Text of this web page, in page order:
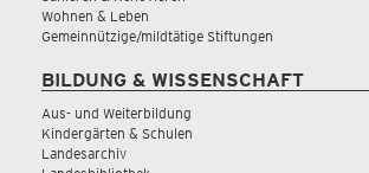
Wohnen & Leben
Gemeinnützige/mildtätige Stiftungen
BILDUNG & WISSENSCHAFT
Aus- und Weiterbildung
Kindergärten & Schulen
Landesarchiv